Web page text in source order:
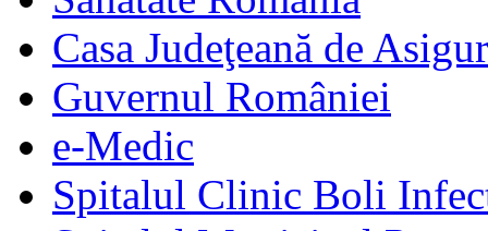
Casa Judeţeană de
Guvernul României
e-Medic
Spitalul Clinic Boli